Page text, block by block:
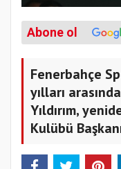
Abone ol
Fenerbahçe
yılları
Yıldırım,
Kulübü